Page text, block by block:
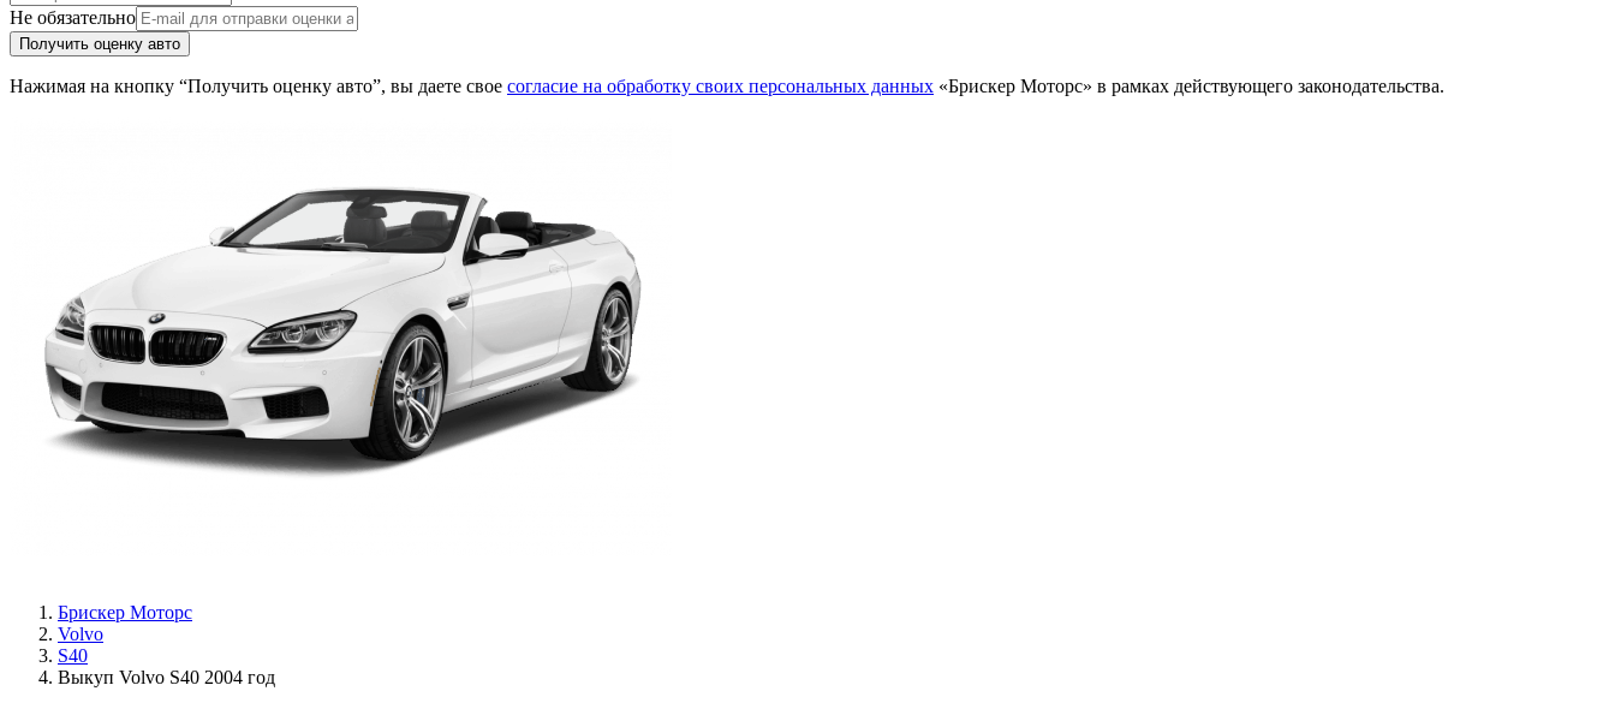
Не обязательно
Получить оценку авто
Нажимая на кнопку “Получить оценку авто”, вы даете свое согласие на обработку своих персональных данных «Брискер Моторс» в рамках действующего законодательства.
Брискер Моторс
Volvo
S40
Выкуп Volvo S40 2004 год